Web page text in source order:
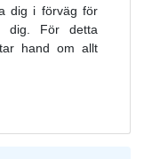
dig i förväg för
dig. För detta
hand om allt